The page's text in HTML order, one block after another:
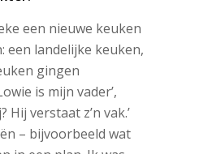
een nieuwe keuken
een landelijke keuken,
gingen
is mijn vader’,
verstaat z’n vak.’
– bijvoorbeeld wat